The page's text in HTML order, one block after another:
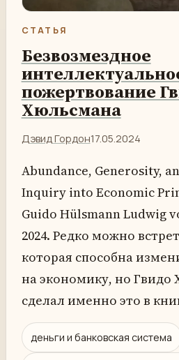
СТАТЬЯ
Безвозмездное
пожертвование
Хюльсмана
Дэвид Гордон17.05.2024
Abundance, Generosity,
Inquiry into Economic
Guido Hülsmann Ludwig
2024. Редко можно
которая способна
на экономику, но Гвидо
сделал именно это в
деньги и банковская система